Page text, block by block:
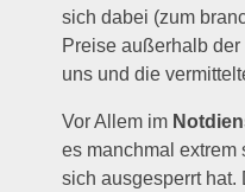
sich dabei (zum
Preise außerhalb
uns und die
Vor Allem im
es manchmal extrem
sich ausgesperrt hat.